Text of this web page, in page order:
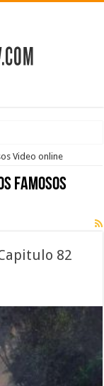
Video online
Famosos
82